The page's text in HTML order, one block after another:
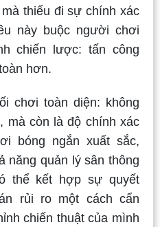
thiếu đi sự chính xác
này buộc người chơi
chiến lược: tấn công
hơn.
chơi toàn diện: không
mà còn là độ chính xác
bóng ngắn xuất sắc,
năng quản lý sân thông
thể kết hợp sự quyết
rủi ro một cách cẩn
chiến thuật của mình